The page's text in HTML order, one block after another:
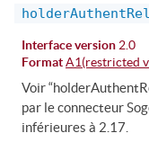
Interface version 2.0
Format A1(restricted
Voir
par le connecteur
inférieures à 2.17.